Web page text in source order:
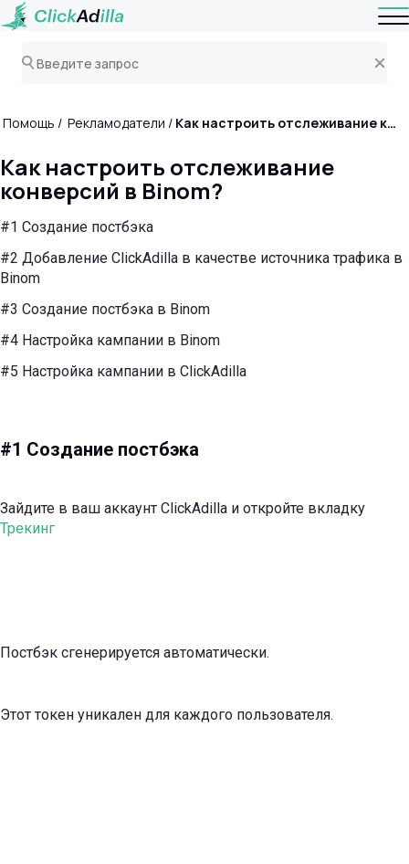
Помощь Рекламодатели Как настроить отслеживание конверсий в Binom?
Как настроить отслеживание
конверсий в Binom?
#1 Создание постбэка
#2 Добавление ClickAdilla в качестве источника трафика в
Binom
#3 Создание постбэка в Binom
#4 Настройка кампании в Binom
#5 Настройка кампании в ClickAdilla
#1 Создание постбэка
Зайдите в ваш аккаунт ClickAdilla и откройте вкладку
Трекинг
Постбэк сгенерируется автоматически.
Этот токен уникален для каждого пользователя.